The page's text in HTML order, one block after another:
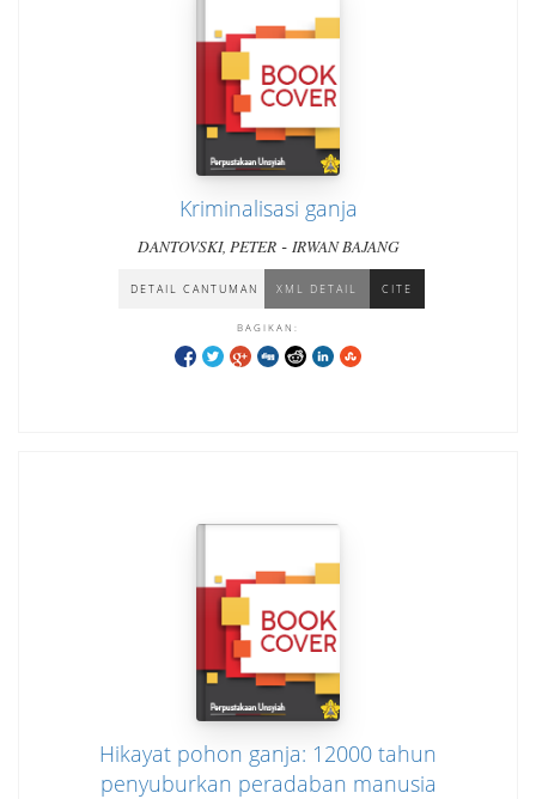
Kriminalisasi ganja
DANTOVSKI, PETER- IRWAN BAJANG
DETAIL CANTUMAN XML DETAIL CITE
BAGIKAN:
Hikayat pohon ganja: 12000 tahun
penyuburkan peradaban manusia